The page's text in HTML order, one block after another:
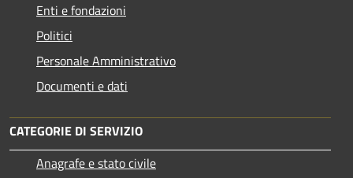
Enti e fondazioni
Politici
Personale Amministrativo
Documenti e dati
CATEGORIE DI SERVIZIO
Anagrafe e stato civile